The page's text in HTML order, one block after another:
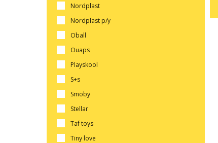
nordplast
nordplast р/у
oball
ouaps
playskool
s+s
smoby
stellar
taf toys
tiny love